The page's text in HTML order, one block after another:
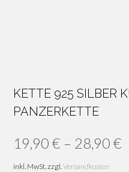
KETTE 925 SILBER
PANZERKETTE
19,90 € – 28,90 €
inkl. MwSt.zzgl.Versandkosten